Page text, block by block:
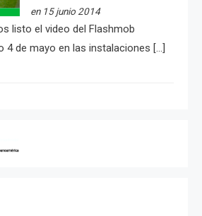
en 15 junio 2014
listo el video del Flashmob
4 de mayo en las instalaciones […]